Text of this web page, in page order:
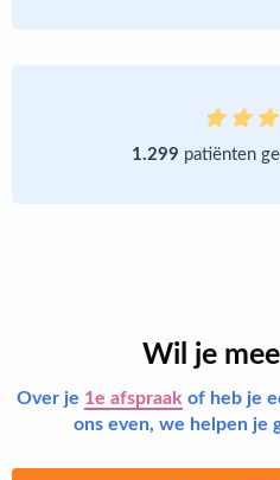
1.299 patiënten
Wil je
Over je 1e afspraak of heb je
ons even, we helpen je